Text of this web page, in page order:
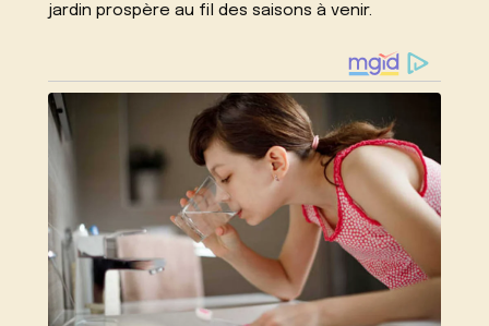
jardin prospère au fil des saisons à venir.